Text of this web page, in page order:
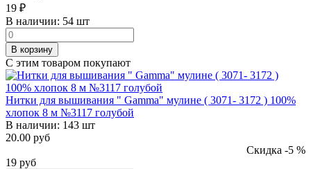
19 ₽
В наличии: 54 шт
В корзину
С этим товаром покупают
Нитки для вышивания " Gamma" мулине ( 3071- 3172 ) 100%
хлопок 8 м №3117 голубой
В наличии: 143 шт
20.00 руб
Скидка -5 %
19 руб